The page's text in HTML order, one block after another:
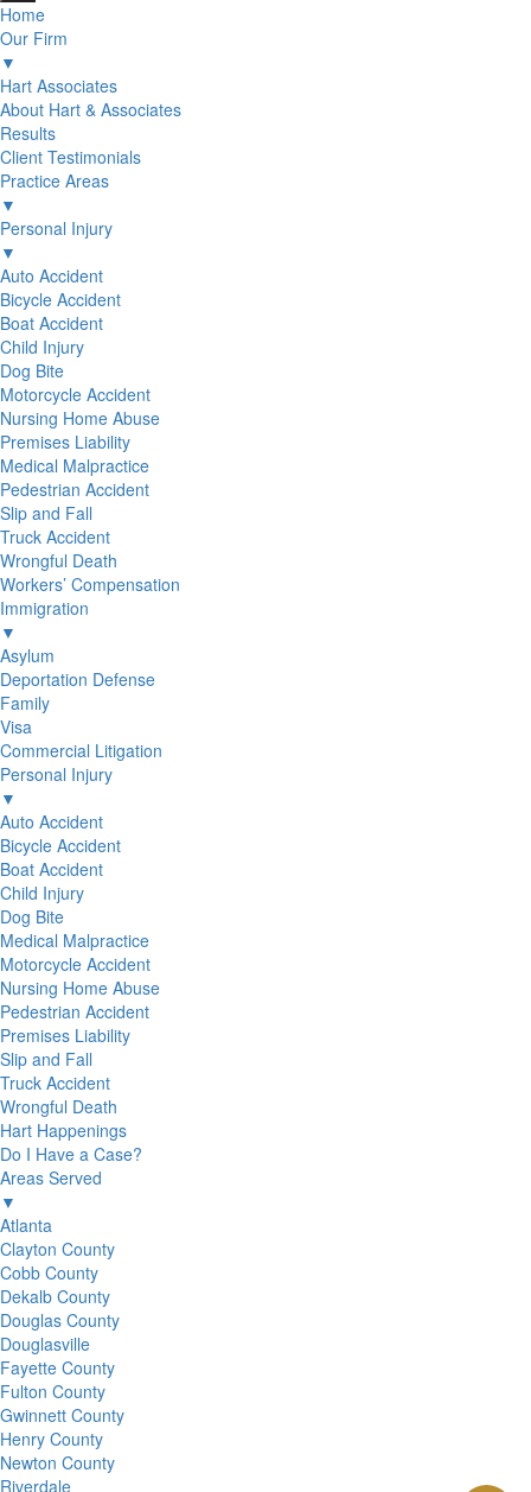
Home
Our Firm
▼
Hart Associates
About Hart & Associates
Results
Client Testimonials
Practice Areas
▼
Personal Injury
▼
Auto Accident
Bicycle Accident
Boat Accident
Child Injury
Dog Bite
Motorcycle Accident
Nursing Home Abuse
Premises Liability
Medical Malpractice
Pedestrian Accident
Slip and Fall
Truck Accident
Wrongful Death
Workers’ Compensation
Immigration
▼
Asylum
Deportation Defense
Family
Visa
Commercial Litigation
Personal Injury
▼
Auto Accident
Bicycle Accident
Boat Accident
Child Injury
Dog Bite
Medical Malpractice
Motorcycle Accident
Nursing Home Abuse
Pedestrian Accident
Premises Liability
Slip and Fall
Truck Accident
Wrongful Death
Hart Happenings
Do I Have a Case?
Areas Served
▼
Atlanta
Clayton County
Cobb County
Dekalb County
Douglas County
Douglasville
Fayette County
Fulton County
Gwinnett County
Henry County
Newton County
Riverdale